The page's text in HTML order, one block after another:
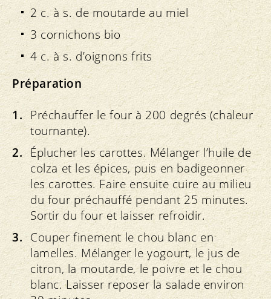
2 c. à s. de moutarde au miel
3 cornichons bio
4 c. à s. d’oignons frits
Préparation
Préchauffer le four à 200 degrés (chaleur
tournante).
Éplucher les carottes. Mélanger l’huile de
colza et les épices, puis en badigeonner
les carottes. Faire ensuite cuire au milieu
du four préchauffé pendant 25 minutes.
Sortir du four et laisser refroidir.
Couper finement le chou blanc en
lamelles. Mélanger le yogourt, le jus de
citron, la moutarde, le poivre et le chou
blanc. Laisser reposer la salade environ